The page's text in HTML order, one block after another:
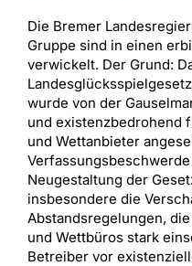
Die Bremer
Gruppe sind in einen
verwickelt. Der Grund:
wurde von der
und existenzbedrohend
und Wettanbieter
Neugestaltung der
insbesondere die
Abstandsregelungen,
und Wettbüros stark
Betreiber vor